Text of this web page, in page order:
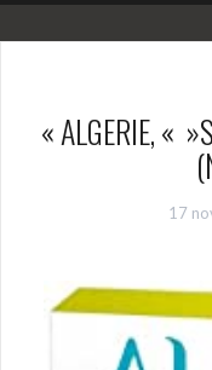
« ALGERIE, «
17